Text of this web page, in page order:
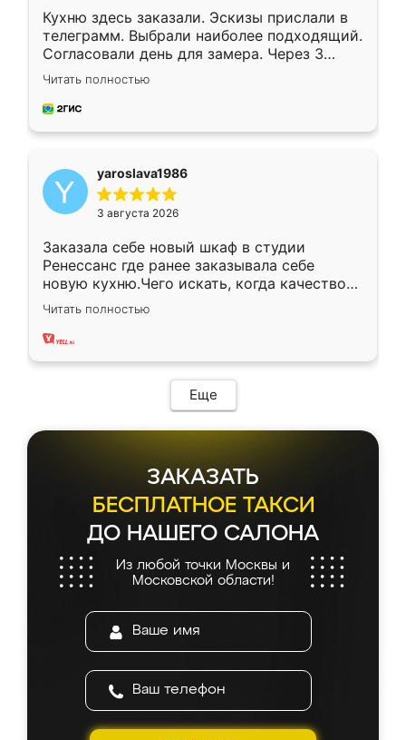
Кухню здесь заказали. Эскизы прислали в
телеграмм. Выбрали наиболее подходящий.
Согласовали день для замера. Через 3
недели кухня была уже готова. Остались
довольны работой. Спасибо Ренессанс
мебель за качественную работу!
Читать полностью
yaroslava1986
3 августа 2026
Заказала себе новый шкаф в студии
Ренессанс где ранее заказывала себе
новую кухню.Чего искать, когда качеством
вполне довольна. Служит кухня уже почти
два года, нареканий нет.
Читать полностью
Еще
ЗАКАЗАТЬ
БЕСПЛАТНОЕ ТАКСИ
ДО НАШЕГО САЛОНА
Из любой точки Москвы и
Московской области!